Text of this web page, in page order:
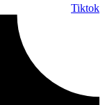
Tiktok